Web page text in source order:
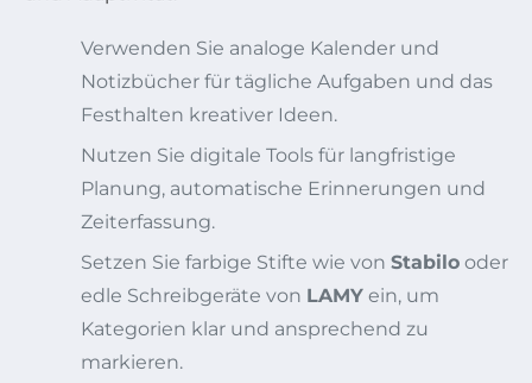
Verwenden Sie analoge Kalender und
Notizbücher für tägliche Aufgaben und das
Festhalten kreativer Ideen.
Nutzen Sie digitale Tools für langfristige
Planung, automatische Erinnerungen und
Zeiterfassung.
Setzen Sie farbige Stifte wie von Stabilo oder
edle Schreibgeräte von LAMY ein, um
Kategorien klar und ansprechend zu
markieren.